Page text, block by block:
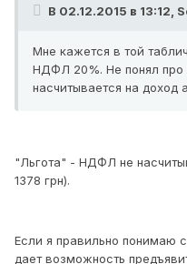
В 02.12.2015 в 13:12,
Мне кажется в той
НДФЛ 20%. Не понял
насчитывается на доход
"Льгота" - НДФЛ не
1378 грн).
Если я правильно понимаю
дает возможность